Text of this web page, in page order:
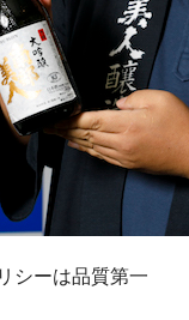
シーは品質第一